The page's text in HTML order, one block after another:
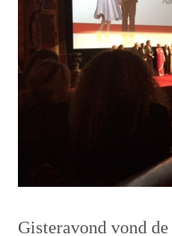
Gisteravond vond